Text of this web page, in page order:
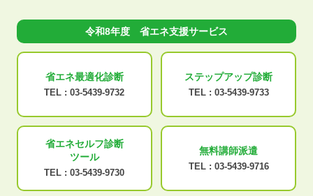
令和8年度 省エネ支援サービス
省エネ最適化診断
TEL : 03-5439-9732
ステップアップ診断
TEL : 03-5439-9733
省エネセルフ診断
ツール
TEL : 03-5439-9730
無料講師派遣
TEL : 03-5439-9716